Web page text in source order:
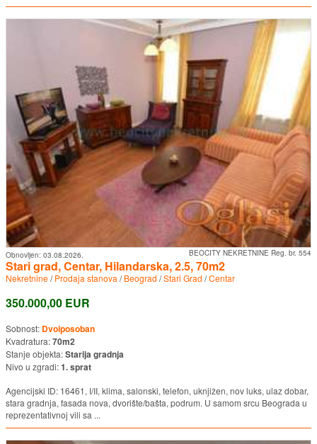
BEOCITY NEKRETNINE Reg. br. 554
Obnovljen: 03.08.2026.
Stari grad, Centar, Hilandarska, 2.5, 70m2
Nekretnine/Prodaja stanova /Beograd /Stari Grad /Centar
350.000,00 EUR
Sobnost: Dvoiposoban
Kvadratura:70m2
Stanje objekta:Starija gradnja
Nivo u zgradi:1. sprat
Agencijski ID: 16461, I/II, klima, salonski, telefon, uknjižen, nov luks, ulaz dobar,
stara gradnja, fasada nova, dvorište/bašta, podrum. U samom srcu Beograda u
reprezentativnoj vili sa ...